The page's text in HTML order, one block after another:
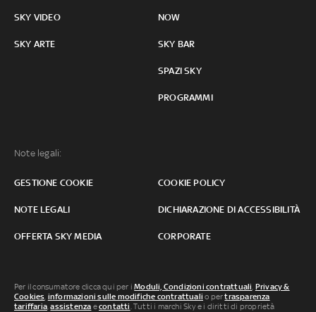
SKY VIDEO
SKY ARTE
NOW
SKY BAR
SPAZI SKY
PROGRAMMI
Note legali:
GESTIONE COOKIE COOKIE POLICY
NOTE LEGALI DICHIARAZIONE DI ACCESSIBILITÀ
OFFERTA SKY MEDIA CORPORATE
Per il consumatore clicca qui per iModuli, Condizioni contrattuali, Privacy &
Cookies, informazioni sulle modifiche contrattuali o pertrasparenza
tariffaria,assistenza econtatti. Tutti i marchi Sky e i diritti di proprietà